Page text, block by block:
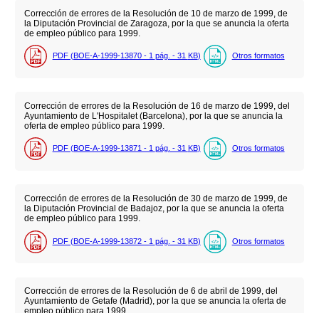
Corrección de errores de la Resolución de 10 de marzo de 1999, de
la Diputación Provincial de Zaragoza, por la que se anuncia la oferta
de empleo público para 1999.
PDF (BOE-A-1999-13870 - 1 pág. - 31 KB) Otros formatos
Corrección de errores de la Resolución de 16 de marzo de 1999, del
Ayuntamiento de L'Hospitalet (Barcelona), por la que se anuncia la
oferta de empleo público para 1999.
PDF (BOE-A-1999-13871 - 1 pág. - 31 KB) Otros formatos
Corrección de errores de la Resolución de 30 de marzo de 1999, de
la Diputación Provincial de Badajoz, por la que se anuncia la oferta
de empleo público para 1999.
PDF (BOE-A-1999-13872 - 1 pág. - 31 KB) Otros formatos
Corrección de errores de la Resolución de 6 de abril de 1999, del
Ayuntamiento de Getafe (Madrid), por la que se anuncia la oferta de